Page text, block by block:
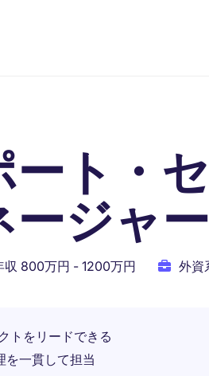
ート・
ージャー
収 800万円 - 1200万円 外資
トをリードできる
を一貫して担当